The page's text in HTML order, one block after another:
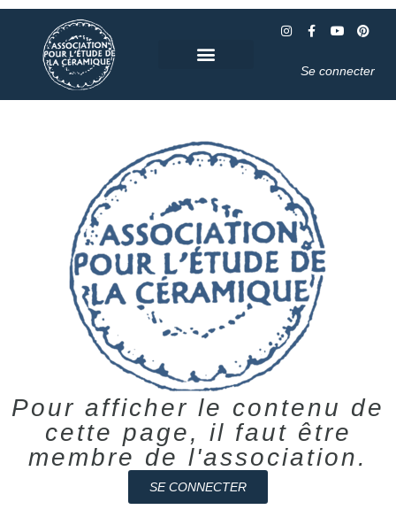
Se connecter
Pour afficher le contenu de
cette page, il faut être
membre de l'association.
SE CONNECTER